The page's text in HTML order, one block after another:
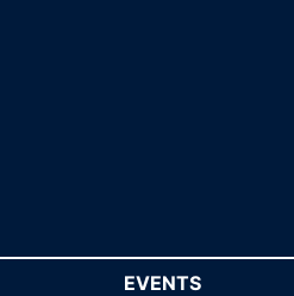
EVENTS